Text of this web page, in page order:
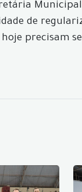
de
precisam